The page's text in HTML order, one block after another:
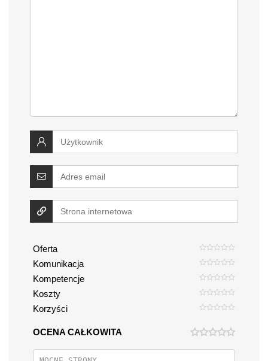
Oferta
Komunikacja
Kompetencje
Koszty
Korzyści
OCENA CAŁKOWITA